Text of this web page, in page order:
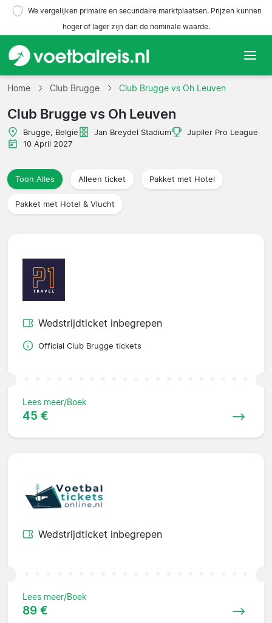
We vergelijken primaire en secundaire marktplaatsen. Prijzen kunnen
hoger of lager zijn dan de nominale waarde.
Home
Teams
Competities
Reisorganisaties
Home Club Brugge Club Brugge vs Oh Leuven
Club Brugge vs Oh Leuven
Brugge, België Jan Breydel Stadium
Jupiler Pro League
10 April 2027
Toon Alles Alleen ticket Pakket met Hotel
Pakket met Hotel & Vlucht
Wedstrijdticket inbegrepen
Official Club Brugge tickets
Lees meer/Boek
45 €
Wedstrijdticket inbegrepen
Lees meer/Boek
89 €